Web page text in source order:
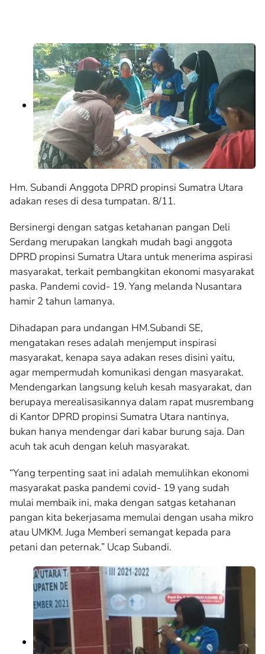
Hm. Subandi Anggota DPRD propinsi Sumatra Utara
adakan reses di desa tumpatan. 8/11.
Bersinergi dengan satgas ketahanan pangan Deli
Serdang merupakan langkah mudah bagi anggota
DPRD propinsi Sumatra Utara untuk menerima aspirasi
masyarakat, terkait pembangkitan ekonomi masyarakat
paska. Pandemi covid- 19. Yang melanda Nusantara
hamir 2 tahun lamanya.
Dihadapan para undangan HM.Subandi SE,
mengatakan reses adalah menjemput inspirasi
masyarakat, kenapa saya adakan reses disini yaitu,
agar mempermudah komunikasi dengan masyarakat.
Mendengarkan langsung keluh kesah masyarakat, dan
berupaya merealisasikannya dalam rapat musrembang
di Kantor DPRD propinsi Sumatra Utara nantinya,
bukan hanya mendengar dari kabar burung saja. Dan
acuh tak acuh dengan keluh masyarakat.
“Yang terpenting saat ini adalah memulihkan ekonomi
masyarakat paska pandemi covid- 19 yang sudah
mulai membaik ini, maka dengan satgas ketahanan
pangan kita bekerjasama memulai dengan usaha mikro
atau UMKM. Juga Memberi semangat kepada para
petani dan peternak.” Ucap Subandi.